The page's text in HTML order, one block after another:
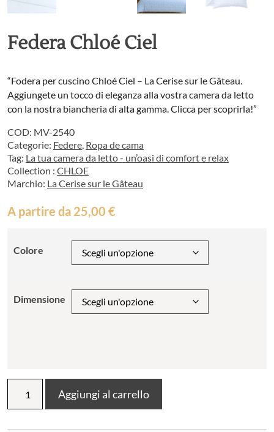
Federa Chloé Ciel
“Fodera per cuscino Chloé Ciel – La Cerise sur le Gâteau.
Aggiungete un tocco di eleganza alla vostra camera da letto
con la nostra biancheria di alta gamma. Clicca per scoprirla!”
COD: MV-2540
Categorie: Federe, Ropa de cama
Tag: La tua camera da letto - un’oasi di comfort e relax
Collection : CHLOE
Marchio: La Cerise sur le Gâteau
A partire da 25,00 €
Colore
Dimensione
Chloé
Ciel
Aggiungi al carrello